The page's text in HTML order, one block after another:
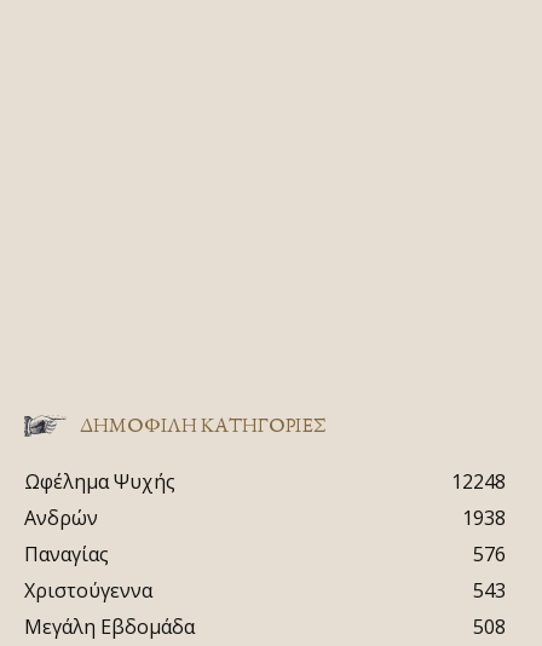
ΔΗΜΟΦΙΛΗ ΚΑΤΗΓΟΡΙΕΣ
Ωφέλημα Ψυχής
12248
Ανδρών
1938
Παναγίας
576
Χριστούγεννα
543
Μεγάλη Εβδομάδα
508